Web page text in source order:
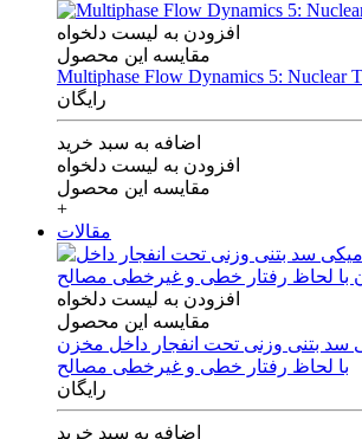
افزودن به لیست دلخواه
مقایسه این محصول
Multiphase Flow Dynamics 5: Nuclear
رایگان
اضافه به سبد خرید
افزودن به لیست دلخواه
مقایسه این محصول
+
مقالات
افزودن به لیست دلخواه
مقایسه این محصول
سد بتنی وزنی تحت انفجار داخل مخزن
با لحاظ رفتار خطی و غیرخطی مصالح
رایگان
اضافه به سبد خرید